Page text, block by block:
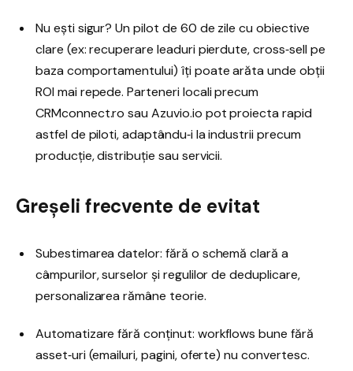
Nu ești sigur? Un pilot de 60 de zile cu obiective
clare (ex: recuperare leaduri pierdute, cross‑sell pe
baza comportamentului) îți poate arăta unde obții
ROI mai repede. Parteneri locali precum
CRMconnect.ro sau Azuvio.io pot proiecta rapid
astfel de piloti, adaptându‑i la industrii precum
producție, distribuție sau servicii.
Greșeli frecvente de evitat
Subestimarea datelor: fără o schemă clară a
câmpurilor, surselor și regulilor de deduplicare,
personalizarea rămâne teorie.
Automatizare fără conținut: workflows bune fără
asset‑uri (emailuri, pagini, oferte) nu convertesc.